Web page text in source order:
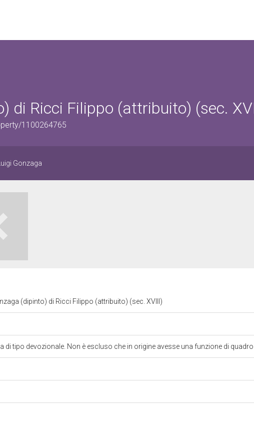
di Ricci Filippo (attribuito) (sec.
1100264765
Gonzaga
(dipinto) di Ricci Filippo (attribuito) (sec. XVIII)
di tipo devozionale. Non è escluso che in origine avesse una funzione di